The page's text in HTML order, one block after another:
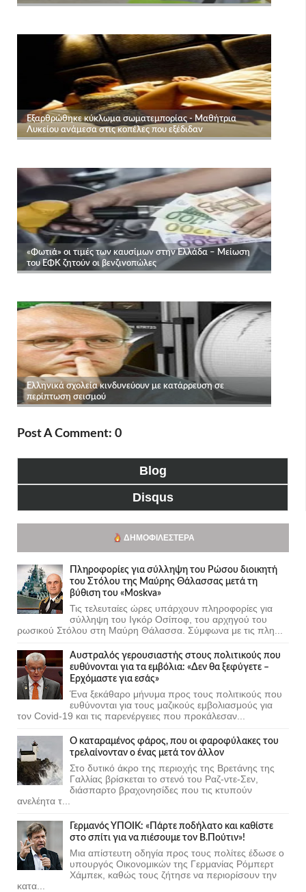
Post A Comment: 0
Blog
Disqus
ΔΗΜΟΦΙΛΈΣΤΕΡΑ
Πληροφορίες για σύλληψη του Ρώσου διοικητή
του Στόλου της Mαύρης Θάλασσας μετά τη
βύθιση του «Moskva»
Τις τελευταίες ώρες υπάρχουν πληροφορίες για
σύλληψη του Ιγκόρ Οσίποφ, του αρχηγού του
ρωσικού Στόλου στη Μαύρη Θάλασσα. Σύμφωνα με τις πλη...
Αυστραλός γερουσιαστής στους πολιτικούς που
ευθύνονται για τα εμβόλια: «Δεν θα ξεφύγετε –
Ερχόμαστε για εσάς»
Ένα ξεκάθαρο μήνυμα προς τους πολιτικούς που
ευθύνονται για τους μαζικούς εμβολιασμούς για
τον Covid-19 και τις παρενέργειες που προκάλεσαν...
Ο καταραμένος φάρος, που οι φαροφύλακες του
τρελαίνονταν ο ένας μετά τον άλλον
Στο δυτικό άκρο της περιοχής της Βρετάνης της
Γαλλίας βρίσκεται το στενό του Ραζ-ντε-Σεν,
διάσπαρτο βραχονησίδες που τις κτυπούν
ανελέητα τ...
Γερμανός ΥΠΟΙΚ: «Πάρτε ποδήλατο και καθίστε
στο σπίτι για να πιέσουμε τον Β.Πούτιν»!
Μια απίστευτη οδηγία προς τους πολίτες έδωσε ο
υπουργός Οικονομικών της Γερμανίας Ρόμπερτ
Χάμπεκ, καθώς τους ζήτησε να περιορίσουν την
κατα...